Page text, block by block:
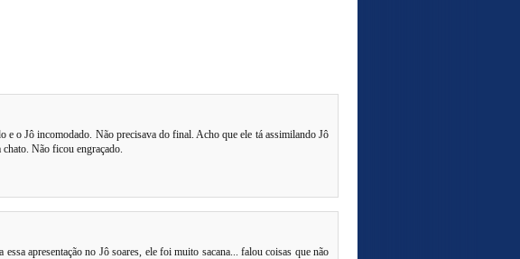
e o Jô incomodado. Não precisava do final. Acho que ele tá assimilando Jô
Não ficou engraçado.
essa apresentação no Jô soares, ele foi muito sacana... falou coisas que não